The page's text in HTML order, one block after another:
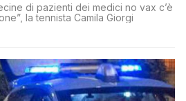
di pazienti dei medici no vax c’è
la tennista Camila Giorgi